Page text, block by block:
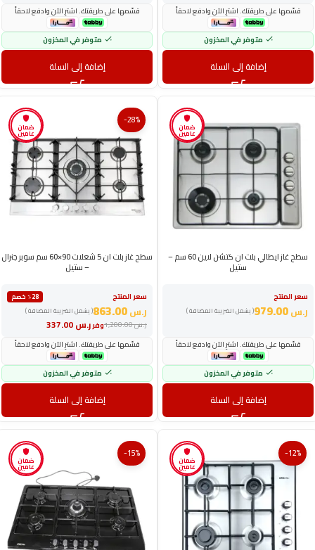
قسّمها على طريقتك. اشترِ الآن وادفع لاحقاً
متوفر في المخزون
إضافة إلى السلة
قسّمها على طريقتك. اشترِ الآن وادفع لاحقاً
متوفر في المخزون
إضافة إلى السلة
ضمان
عامين
سطح غاز ايطالي بلت ان كتشن لاين 60 سم –
ستيل
سعر المنتج
( يشمل الضريبة المضافة ) ر.س
قسّمها على طريقتك. اشترِ الآن وادفع لاحقاً
متوفر في المخزون
إضافة إلى السلة
ضمان
عامين
-28%
سطح غاز بلت ان 5 شعلات 90×60 سم سوبر جنرال
– ستيل
سعر المنتج
٪28 خصم
( يشمل الضريبة المضافة )
ر.س
وفرر.س ر.س1,200.00
قسّمها على طريقتك. اشترِ الآن وادفع لاحقاً
متوفر في المخزون
إضافة إلى السلة
ضمان
عامين
-12%
ضمان
عامين
-15%